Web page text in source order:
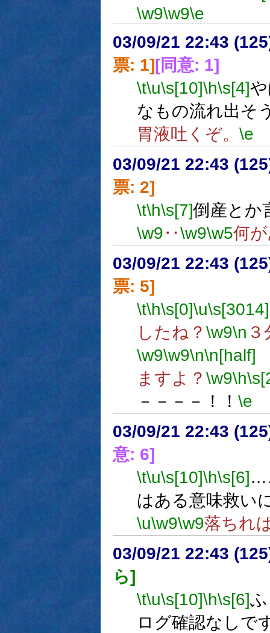
\w9\w9\e
03/09/21 22:43
票: 1][同意: 1]
\t\u\s[10]\h\s[4]
なもの流れ出そ
胃液吐くぞ。 \e
03/09/21 22:43
票: 2]
\t\h\s[7]倒産とか
\w9‥\w9\w5何
03/09/21 22:43
票: 5]
\t\h\s[0]\u\s[3014]
したね？ \w9\n
\w9\w9\n\n[half]
ますよ？ \w9\h
－－－－！！ \e
03/09/21 22:43
意: 6]
\t\u\s[10]\h\s[6]…
はある意味救い
\u\w9\w9落ちれ
03/09/21 22:43
ら]
\t\u\s[10]\h\s[6]
ログ確認なしで